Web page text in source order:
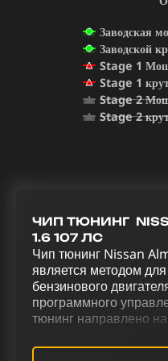
Заводская
Заводской
Stage 1
Stage 1
Stage 2
Stage 2
ЧИП ТЮНИНГ
1.6 107 ЛС
Чип тюнинг Nissan
является методом
бензинового
программного
тюнинг направлено на
Almera Classic 1.6 107